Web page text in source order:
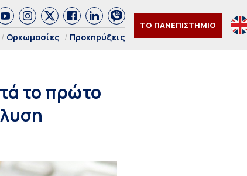
Ορκωμοσίες Προκηρύξεις
ΤΟ ΠΑΝΕΠΙΣΤΗΜΙΟ
το πρώτο